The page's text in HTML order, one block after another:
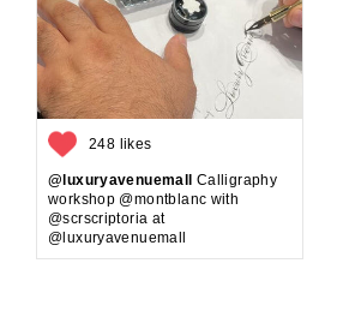
248 likes
@luxuryavenuemall
Calligraphy
workshop @montblanc with
@scrscriptoria at
@luxuryavenuemall